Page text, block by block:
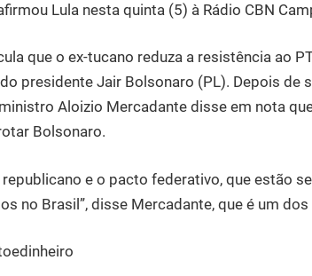
Lula nesta quinta (5) à Rádio CBN
que o ex-tucano reduza a resistência ao
presidente Jair Bolsonaro (PL). Depois de
Aloizio Mercadante disse em nota
Bolsonaro.
republicano e o pacto federativo, que estão
no Brasil”, disse Mercadante, que é um